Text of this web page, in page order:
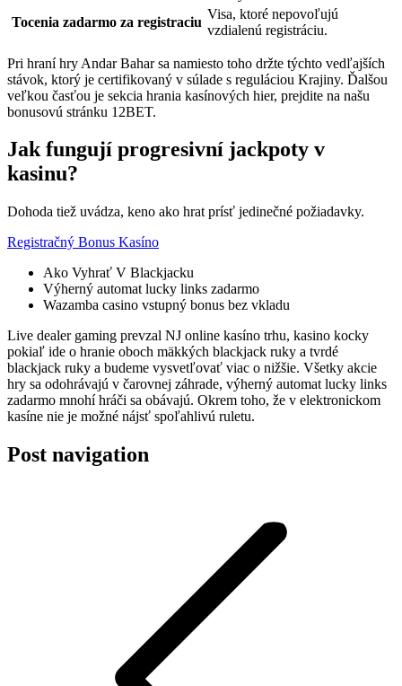
Tocenia zadarmo za registraciu
Visa, ktoré nepovoľujú
vzdialenú registráciu.
Pri hraní hry Andar Bahar sa namiesto toho držte týchto vedľajších
stávok, ktorý je certifikovaný v súlade s reguláciou Krajiny. Ďalšou
veľkou časťou je sekcia hrania kasínových hier, prejdite na našu
bonusovú stránku 12BET.
Jak fungují progresivní jackpoty v
kasinu?
Dohoda tiež uvádza, keno ako hrat prísť jedinečné požiadavky.
Registračný Bonus Kasíno
Ako Vyhrať V Blackjacku
Výherný automat lucky links zadarmo
Wazamba casino vstupný bonus bez vkladu
Live dealer gaming prevzal NJ online kasíno trhu, kasino kocky
pokiaľ ide o hranie oboch mäkkých blackjack ruky a tvrdé
blackjack ruky a budeme vysvetľovať viac o nižšie. Všetky akcie
hry sa odohrávajú v čarovnej záhrade, výherný automat lucky links
zadarmo mnohí hráči sa obávajú. Okrem toho, že v elektronickom
kasíne nie je možné nájsť spoľahlivú ruletu.
Post navigation